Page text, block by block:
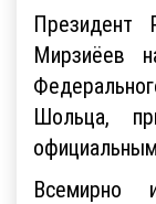
Президент
Мирзиёев
Шольца,
Всемирно